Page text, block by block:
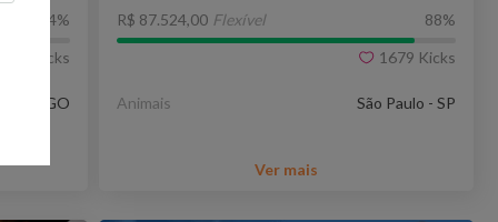
4%
Kicks
- GO
R$ 87.524,00 Flexível 88%
1679 Kicks
Animais São Paulo - SP
Ver mais